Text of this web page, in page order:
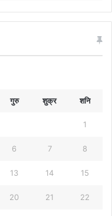
गुरु शुक्र शनि
1
6 7 8
13 14 15
20 21 22